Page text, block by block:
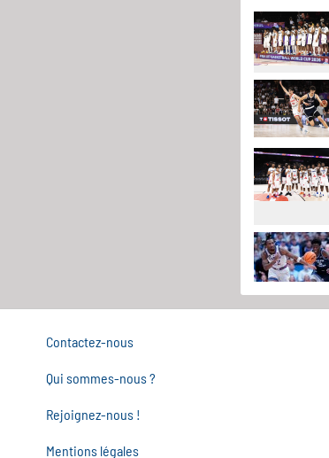
Contactez-nous
Qui sommes-nous ?
Rejoignez-nous !
Mentions légales